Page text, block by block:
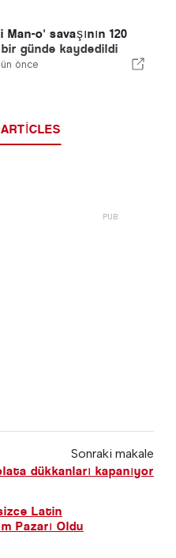
o' savaşının 120
günde kaydedildi
önce
Sonraki makale
dükkanları kapanıyor
Latin
Pazarı Oldu